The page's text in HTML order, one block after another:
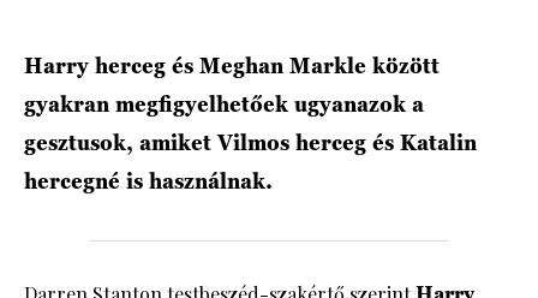
Harry herceg és Meghan Markle között
gyakran megfigyelhetőek ugyanazok a
gesztusok, amiket Vilmos herceg és Katalin
hercegné is használnak.